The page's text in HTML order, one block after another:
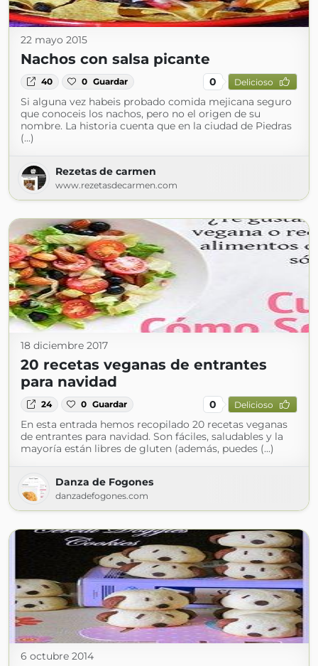
22 mayo 2015
Nachos con salsa picante
40 0 Guardar 0 Delicioso
Si alguna vez habeis probado comida mejicana seguro
que conoceis los nachos, pero no el origen de su
nombre. La historia cuenta que en la ciudad de Piedras
(...)
Rezetas de carmen
www.rezetasdecarmen.com
18 diciembre 2017
20 recetas veganas de entrantes
para navidad
24 0 Guardar 0 Delicioso
En esta entrada hemos recopilado 20 recetas veganas
de entrantes para navidad. Son fáciles, saludables y la
mayoría están libres de gluten (además, puedes (...)
Danza de Fogones
danzadefogones.com
6 octubre 2014